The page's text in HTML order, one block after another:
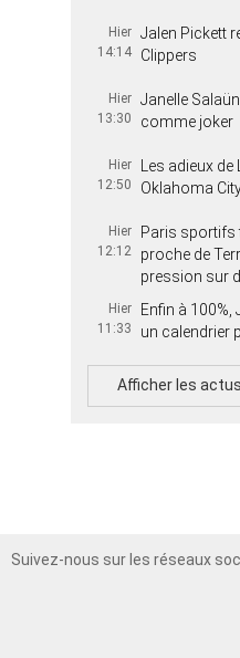
Hier
14:14
Jalen Pickett
Clippers
Hier
13:30
Janelle
comme joker
Hier
12:50
Les adieux de
Oklahoma
Hier
12:12
Paris sportifs
proche de
pression sur
Hier
11:33
Enfin à 100%,
un calendrier
Afficher les
Suivez-nous sur les réseaux